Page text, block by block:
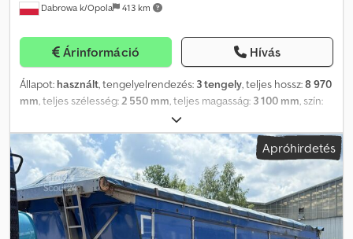
Dabrowa k/Opola 413 km
Árinformáció Hívás
Állapot: használt, tengelyelrendezés: 3 tengely, teljes hossz:8 970
mm, teljes szélesség:2 550 mm, teljes magasság: 3 100 mm, szín:
, Bruttó tömeg: 5.980 kg Dcjdpfx Aajzr
Aabs Djk Hasznos teher: 33.020 kg TELJES ÖSSZTÖMEG: 39.000
kg
Apróhirdetés